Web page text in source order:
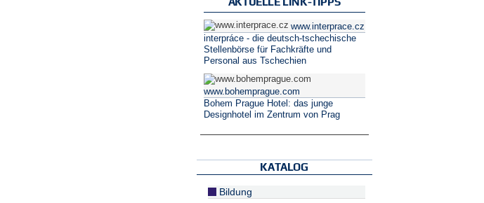
www.interprace.cz
interpráce - die deutsch-tschechische
Stellenbörse für Fachkräfte und
Personal aus Tschechien
www.bohemprague.com
Bohem Prague Hotel: das junge
Designhotel im Zentrum von Prag
KATALOG
Bildung